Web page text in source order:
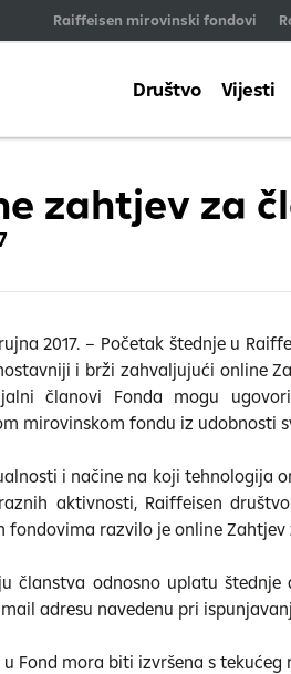
Raiffeisen mirovinski fondovi
Društvo Vijesti
zahtjev za
2017. – Početak štednje u
i brži zahvaljujući online
članovi Fonda mogu
mirovinskom fondu iz udobnosti
i načine na koji tehnologija
aktivnosti, Raiffeisen
fondovima razvilo je online Zahtjev
članstva odnosno uplatu
adresu navedenu pri
Fond mora biti izvršena s